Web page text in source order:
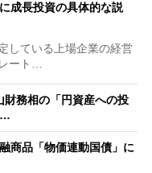
成長投資の具体的な説
している上場企業の経営
ート…
財務相の「円資産への投
…
商品「物価連動国債」に